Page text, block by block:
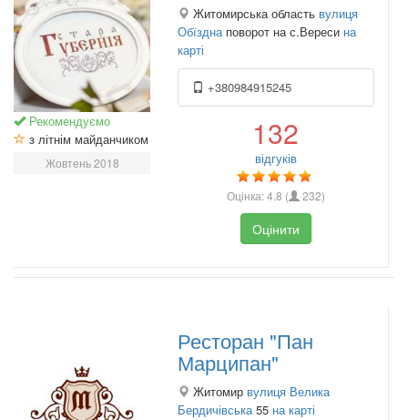
Рекомендуємо
з літнім майданчиком
Жовтень 2018
Житомирська область вулиця
Обїзднаповорот на с.Вереси на
карті
+380984915245
132
відгуків
Оцінка:4.8 ( 232)
Оцінити
Ресторан "Пан
Марципан"
Житомир вулиця Велика
Бердичівська55 на карті